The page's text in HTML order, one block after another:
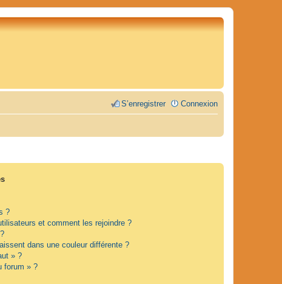
Connexion
S’enregistrer
?
et comment les rejoindre ?
dans une couleur différente ?
» ?
forum » ?